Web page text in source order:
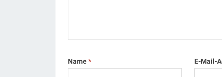
Name* E-Mail-